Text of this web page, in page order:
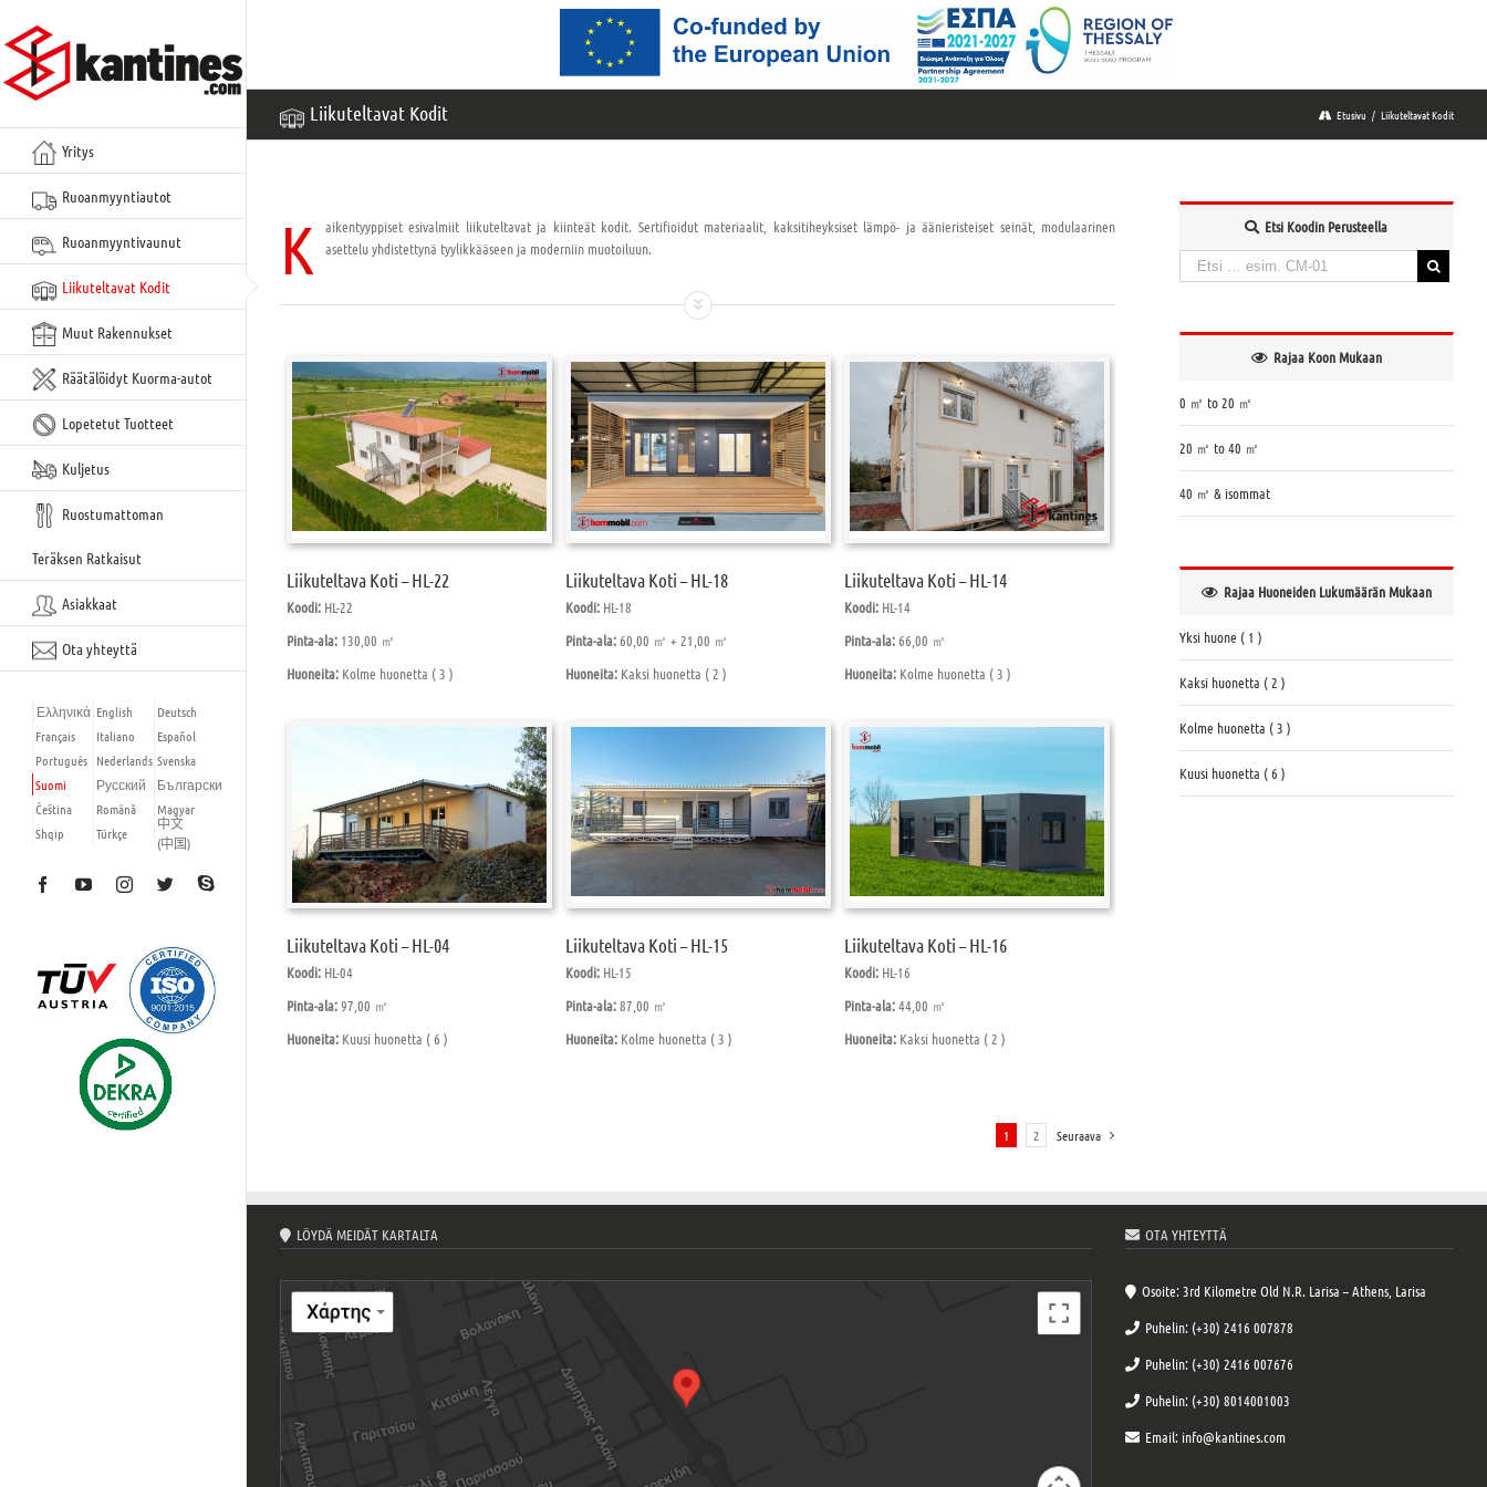
sisältöön
Yritys
Ruoanmyyntiautot
Ruoanmyyntivaunut
Liikuteltavat Kodit
Muut Rakennukset
Räätälöidyt Kuorma-autot
Lopetetut Tuotteet
Kuljetus
Ruostumattoman
Teräksen Ratkaisut
Asiakkaat
Ota yhteyttä
Ελληνικά English
Deutsch
Français
Italiano
Español
Português Nederlands Svenska
Suomi
Русский
Български
Čeština
Română
Magyar
Shqip
Türkçe
中文
(中国)
FacebookYouTubeInstagram
TwitterSkype
Liikuteltavat Kodit Etusivu / Liikuteltavat Kodit
K
aikentyyppiset esivalmiit liikuteltavat ja kiinteät kodit. Sertifioidut materiaalit, kaksitiheyksiset lämpö- ja äänieristeiset seinät, modulaarinen
asettelu yhdistettynä tyylikkääseen ja moderniin muotoiluun.
Liikuteltava Koti – HL-22
Koodi: HL-22
Pinta-ala: 130,00 ㎡
Huoneita: Kolme huonetta ( 3 )
Liikuteltava Koti – HL-18
Koodi: HL-18
Pinta-ala:60,00 ㎡ + 21,00 ㎡
Huoneita: Kaksi huonetta ( 2 )
Liikuteltava Koti – HL-14
Koodi: HL-14
Pinta-ala:66,00 ㎡
Huoneita: Kolme huonetta ( 3 )
Liikuteltava Koti – HL-04
Koodi: HL-04
Pinta-ala:97,00 ㎡
Huoneita: Kuusi huonetta ( 6 )
Liikuteltava Koti – HL-15
Koodi: HL-15
Pinta-ala:87,00 ㎡
Huoneita: Kolme huonetta ( 3 )
Liikuteltava Koti – HL-16
Koodi: HL-16
Pinta-ala:44,00 ㎡
Huoneita: Kaksi huonetta ( 2 )
1 2 Seuraava
Etsi Koodin Perusteella
Haku:
Rajaa Koon Mukaan
0 ㎡ to 20 ㎡
20 ㎡ to 40 ㎡
40 ㎡ & isommat
Rajaa Huoneiden Lukumäärän Mukaan
Yksi huone ( 1 )
Kaksi huonetta ( 2 )
Kolme huonetta ( 3 )
Kuusi huonetta ( 6 )
LÖYDÄ MEIDÄT KARTALTA OTA YHTEYTTÄ
Osoite: 3rd Kilometre Old N.R. Larisa – Athens, Larisa
Puhelin: (+30) 2416 007878
Puhelin: (+30) 2416 007676
Puhelin: (+30) 8014001003
Email: info@kantines.com